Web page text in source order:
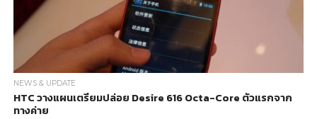
NEWS & UPDATE
HTC วางแผนเตรียมปล่อย Desire 616 Octa-Core ตัวแรกจาก
ทางค่าย